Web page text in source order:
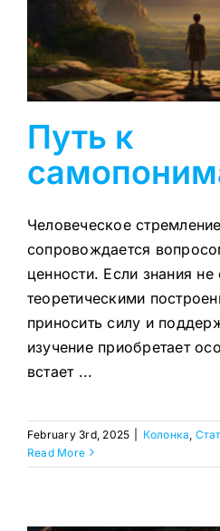
Путь к
Человеческое
сопровождается
ценности. Если знания не
теоретическими
приносить силу и
изучение приобретает
встает ...
February 3rd, 2025 Колонка
Read More